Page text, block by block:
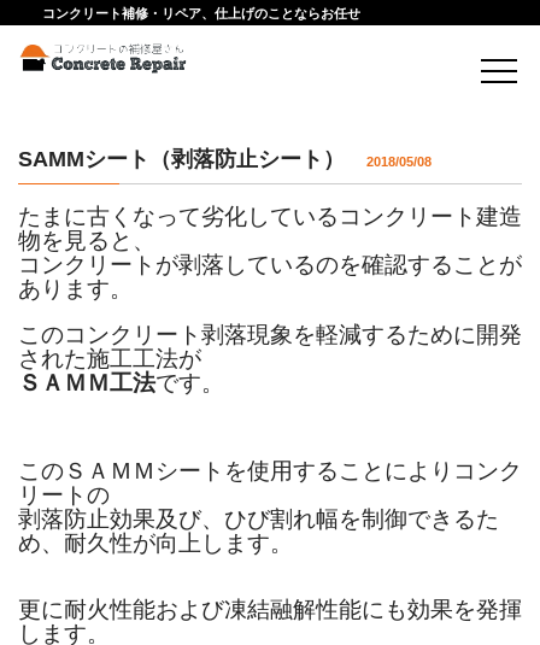
コンクリート補修・リペア、仕上げのことならお任せ
SAMMシート（剥落防止シート） 2018/05/08
たまに古くなって劣化しているコンクリート建造
物を見ると、
コンクリートが剥落しているのを確認することが
あります。
このコンクリート剥落現象を軽減するために開発
された施工工法が
ＳＡＭＭ工法です。
このＳＡＭＭシートを使用することによりコンク
リートの
剥落防止効果及び、ひび割れ幅を制御できるた
め、耐久性が向上します。
更に耐火性能および凍結融解性能にも効果を発揮
します。